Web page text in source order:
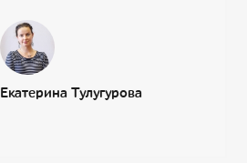
Екатерина Тулугурова